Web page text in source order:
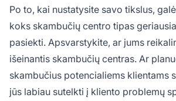
Po to, kai nustatysite savo tikslus,
koks skambučių centro tipas
pasiekti. Apsvarstykite, ar jums
išeinantis skambučių centras. Ar
skambučius potencialiems klientams
jūs labiau sutelkti į kliento problemų